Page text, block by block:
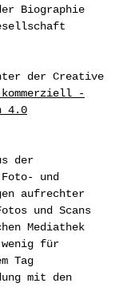
Biographie
der Creative
kommerziell -
4.0
der
Foto- und
aufrechter
und Scans
Mediathek
für
Tag
mit den